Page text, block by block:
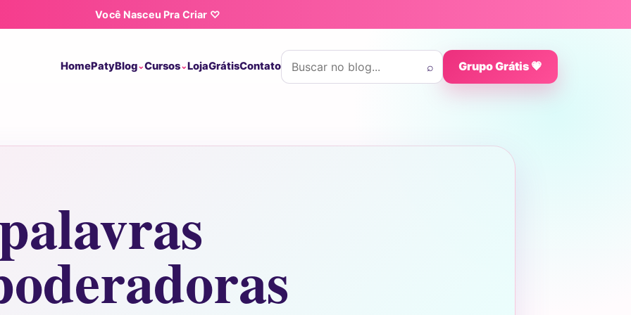
Você Nasceu Pra Criar ♡
HomePatyBlog Cursos LojaGrátisContato
Buscar por:
⌕ Grupo Grátis 💗